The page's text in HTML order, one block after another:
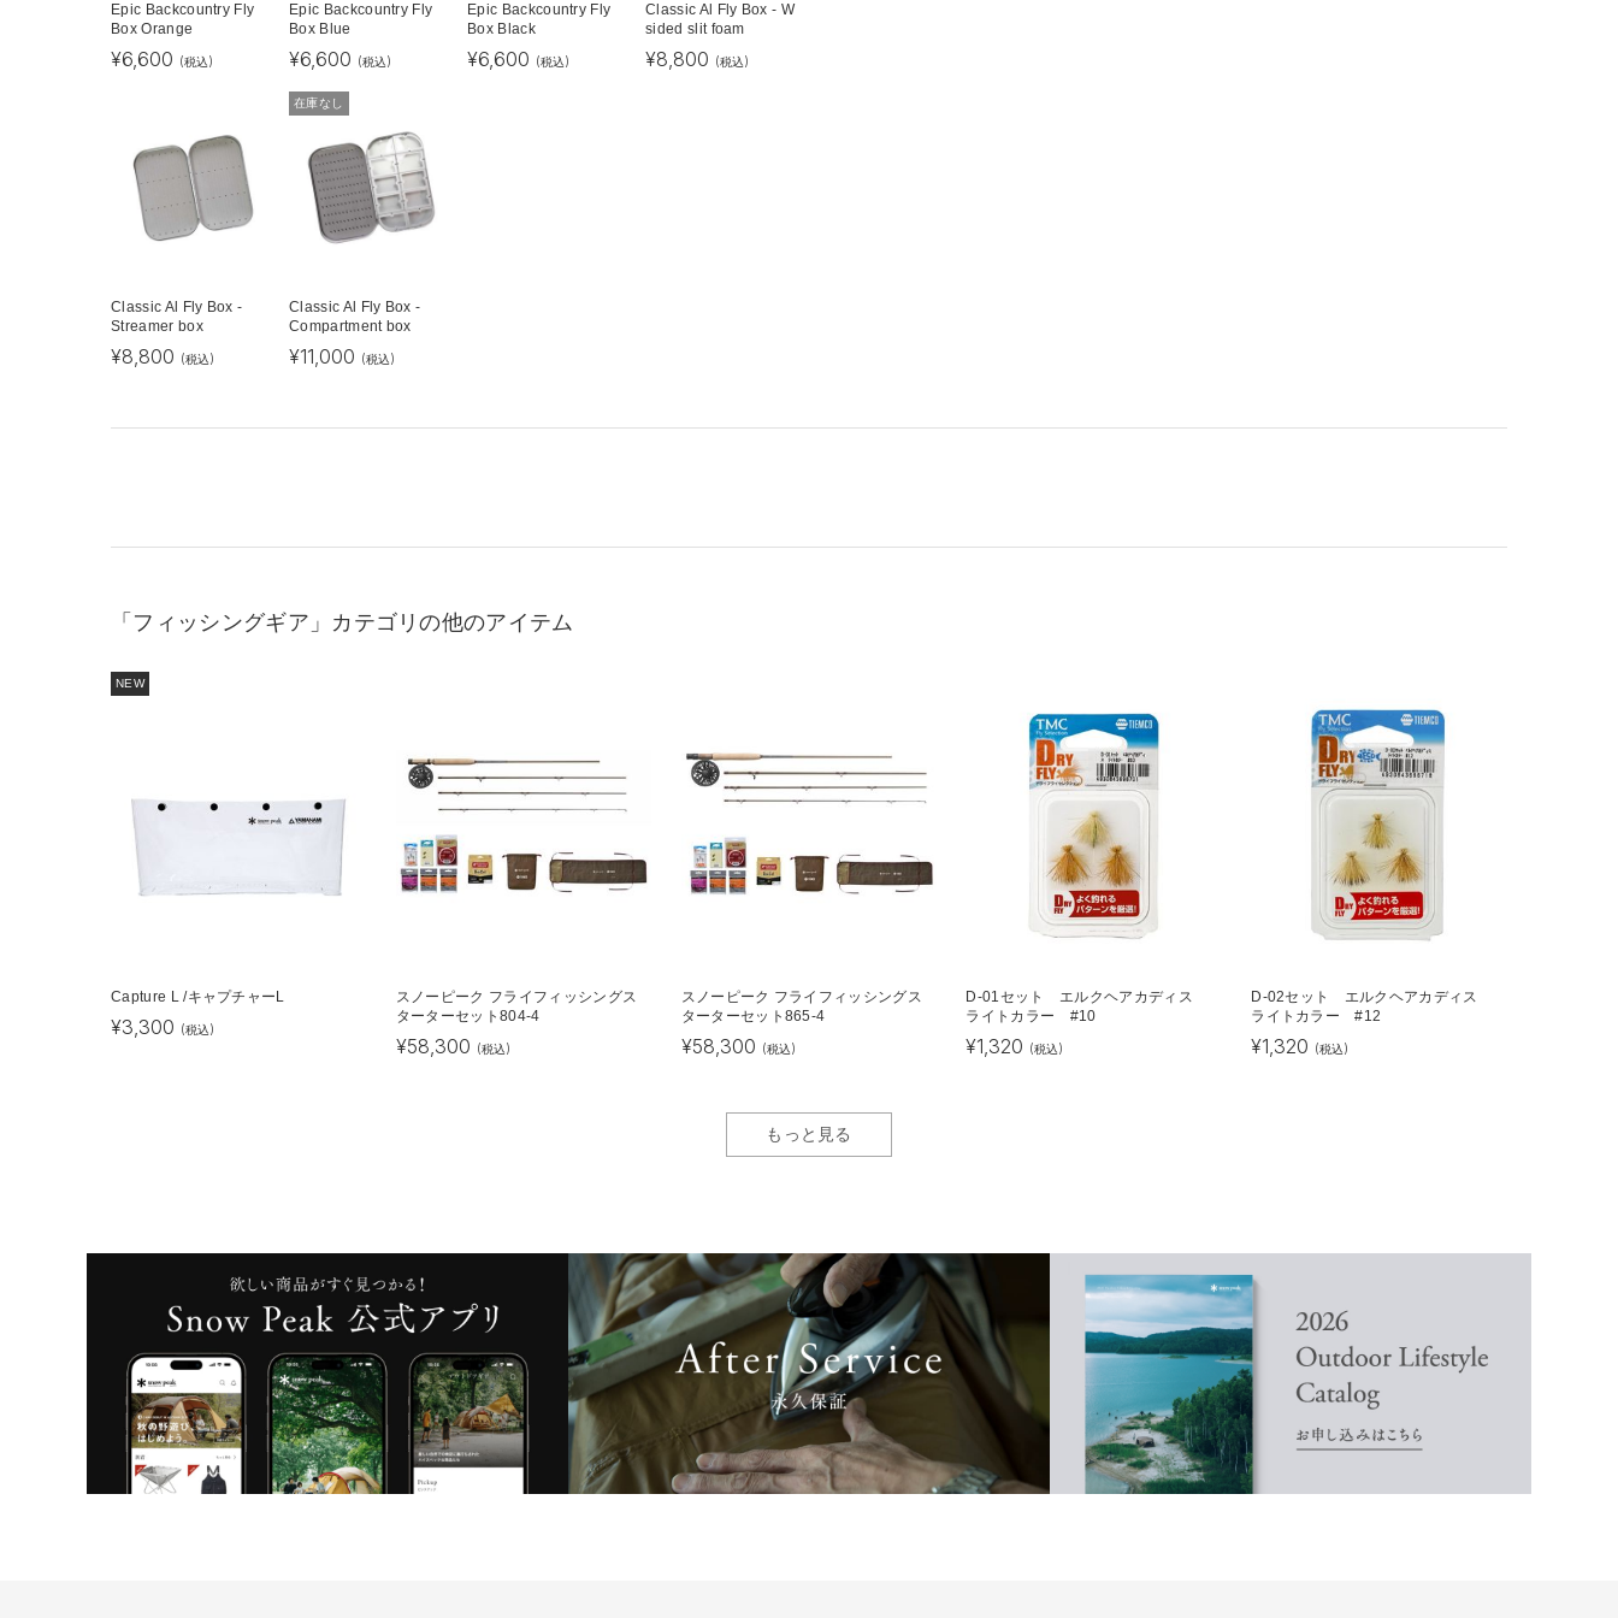
Epic Backcountry Fly
Box Orange
¥6,600 (税込)
Epic Backcountry Fly
Box Blue
¥6,600 (税込)
Epic Backcountry Fly
Box Black
¥6,600 (税込)
Classic Al Fly Box - W
sided slit foam
¥8,800 (税込)
Classic Al Fly Box -
Streamer box
¥8,800 (税込)
在庫なし
Classic Al Fly Box -
Compartment box
¥11,000 (税込)
「フィッシングギア」カテゴリの他のアイテム
NEW
Capture L /キャプチャーL
¥3,300 (税込)
スノーピーク フライフィッシングス
ターターセット804-4
¥58,300 (税込)
スノーピーク フライフィッシングス
ターターセット865-4
¥58,300 (税込)
D-01セット エルクヘアカディス
ライトカラー #10
¥1,320 (税込)
D-02セット エルクヘアカディス
ライトカラー #12
¥1,320 (税込)
もっと見る